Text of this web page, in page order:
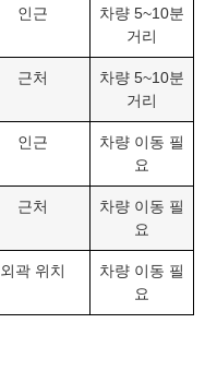
인근
차량 5~10분
거리
근처
차량 5~10분
거리
인근
차량 이동 필
요
근처
차량 이동 필
요
외곽 위치
차량 이동 필
요